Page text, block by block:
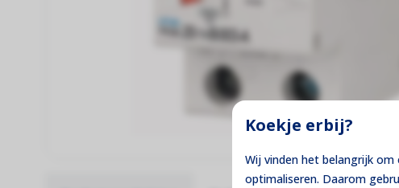
Koekje erbij?
Wij vinden het belangrijk
optimaliseren. Daarom